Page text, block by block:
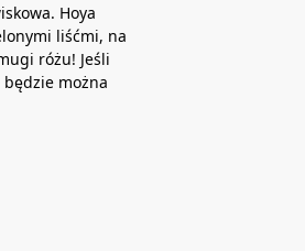
Hoya
liśćmi, na
różu! Jeśli
można